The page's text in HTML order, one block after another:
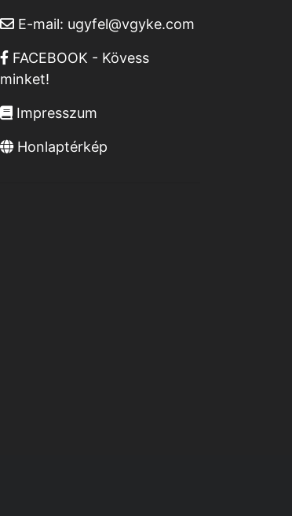
E-mail: ugyfel@vgyke.com
FACEBOOK - Kövess
minket!
Impresszum
Honlaptérkép